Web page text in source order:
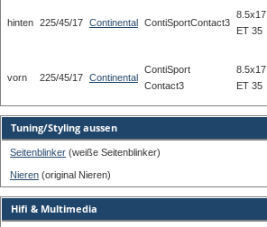
hinten 225/45/17 Continental ContiSportContact3
8.5x17
ET 35
vorn 225/45/17 Continental
ContiSport
Contact3
8.5x17
ET 35
Tuning/Styling aussen
Seitenblinker (weiße Seitenblinker)
Nieren (original Nieren)
Hifi & Multimedia